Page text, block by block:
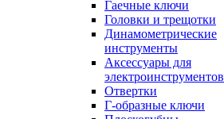
Гаечные ключи
Головки и трещотки
Динамометрические
инструменты
Аксессуары для
электроинструментов
Отвертки
Г-образные ключи